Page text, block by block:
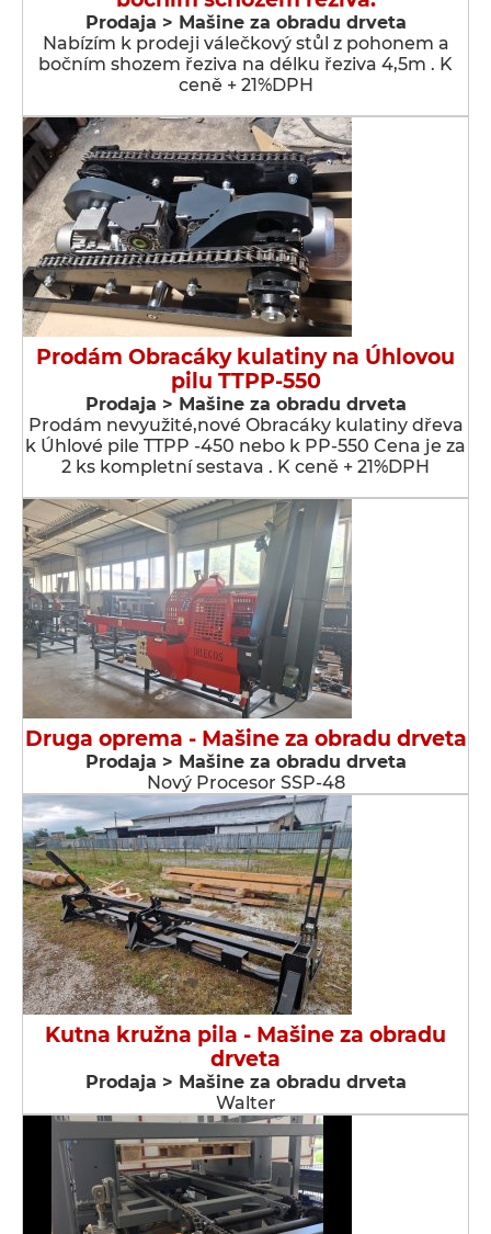
Prodaja > Мašine za obradu drveta
Nabízím k prodeji válečkový stůl z pohonem a
bočním shozem řeziva na délku řeziva 4,5m . K
ceně + 21%DPH
Prodám Obracáky kulatiny na Úhlovou
pilu TTPP-550
Prodaja > Мašine za obradu drveta
Prodám nevyužité,nové Obracáky kulatiny dřeva
k Úhlové pile TTPP -450 nebo k PP-550 Cena je za
2 ks kompletní sestava . K ceně + 21%DPH
Druga oprema - Мašine za obradu drveta
Prodaja > Мašine za obradu drveta
Nový Procesor SSP-48
Kutna kružna pila - Мašine za obradu
drveta
Prodaja > Мašine za obradu drveta
Walter